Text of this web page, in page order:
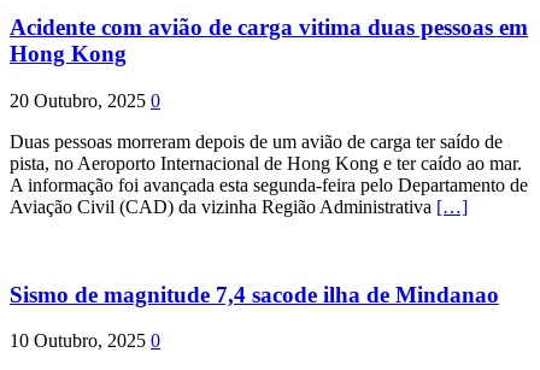
Acidente com avião de carga vitima duas pessoas em
Hong Kong
20 Outubro, 2025 0
Duas pessoas morreram depois de um avião de carga ter saído de
pista, no Aeroporto Internacional de Hong Kong e ter caído ao mar.
A informação foi avançada esta segunda-feira pelo Departamento de
Aviação Civil (CAD) da vizinha Região Administrativa […]
Sismo de magnitude 7,4 sacode ilha de Mindanao
10 Outubro, 2025 0